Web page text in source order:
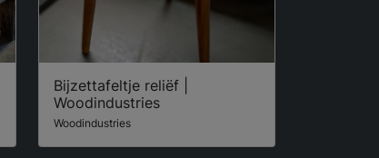
Bijzettafeltje reliëf |
Woodindustries
Woodindustries